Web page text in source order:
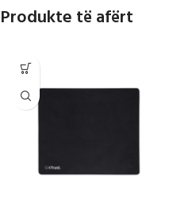
Produkte të afërt